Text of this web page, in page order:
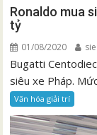
Ronaldo mua
tỷ
01/08/2020
Bugatti
siêu xe Pháp.
Văn hóa giải trí